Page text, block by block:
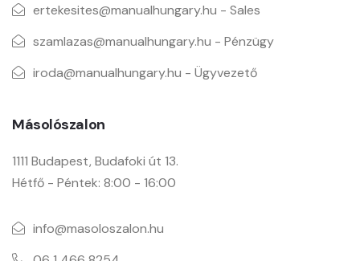
ertekesites@manualhungary.hu - Sales
szamlazas@manualhungary.hu - Pénzügy
iroda@manualhungary.hu - Ügyvezető
Másolószalon
1111 Budapest, Budafoki út 13.
Hétfő - Péntek: 8:00 - 16:00
info@masoloszalon.hu